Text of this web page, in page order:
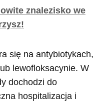
znalezisko we
się na antybiotykach,
lewofloksacynie. W
dochodzi do
hospitalizacja i